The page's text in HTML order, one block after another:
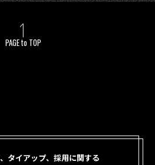
PAGE to TOP
タイアップ、採用に関する